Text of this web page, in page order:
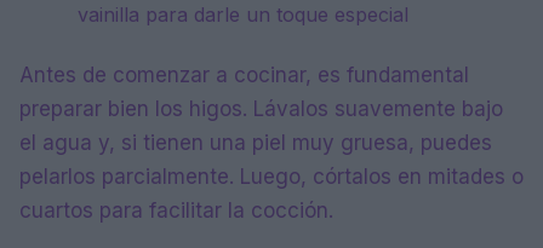
vainilla para darle un toque especial
Antes de comenzar a cocinar, es fundamental
preparar bien los higos. Lávalos suavemente bajo
el agua y, si tienen una piel muy gruesa, puedes
pelarlos parcialmente. Luego, córtalos en mitades o
cuartos para facilitar la cocción.